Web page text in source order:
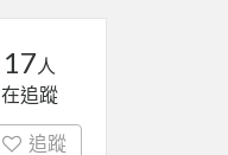
17 人
在追蹤
追蹤